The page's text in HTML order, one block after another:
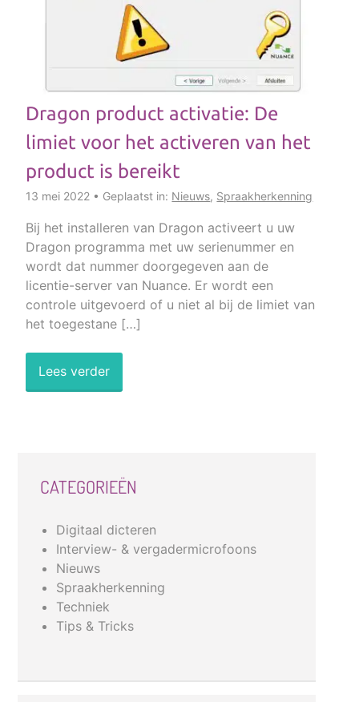
Dragon product activatie: De
limiet voor het activeren van het
product is bereikt
13 mei 2022 • Geplaatst in: Nieuws, Spraakherkenning
Bij het installeren van Dragon activeert u uw
Dragon programma met uw serienummer en
wordt dat nummer doorgegeven aan de
licentie-server van Nuance. Er wordt een
controle uitgevoerd of u niet al bij de limiet van
het toegestane […]
Lees verder
CATEGORIEËN
Digitaal dicteren
Interview- & vergadermicrofoons
Nieuws
Spraakherkenning
Techniek
Tips & Tricks